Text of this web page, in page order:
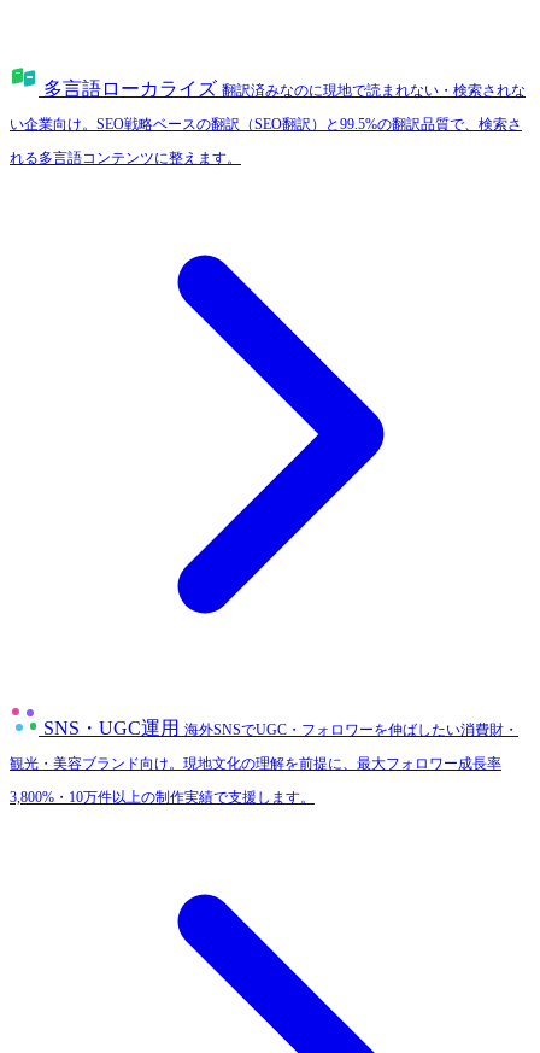
多言語ローカライズ 翻訳済みなのに現地で読まれない・検索されな
い企業向け。SEO戦略ベースの翻訳（SEO翻訳）と99.5%の翻訳品質で、検索さ
れる多言語コンテンツに整えます。
SNS・UGC運用 海外SNSでUGC・フォロワーを伸ばしたい消費財・
観光・美容ブランド向け。現地文化の理解を前提に、最大フォロワー成長率
3,800%・10万件以上の制作実績で支援します。